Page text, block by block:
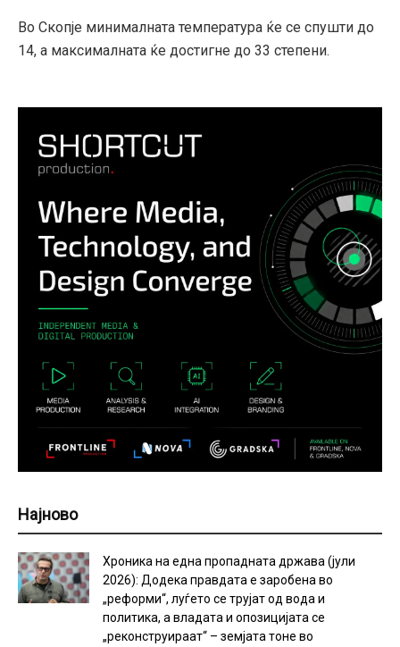
Во Скопје минималната температура ќе се спушти до
14, а максималната ќе достигне до 33 степени.
Најново
Хроника на една пропадната држава (јули
2026): Додека правдата е заробена во
„реформи“, луѓето се трујат од вода и
политика, а владата и опозицијата се
„реконструираат“ – земјата тоне во